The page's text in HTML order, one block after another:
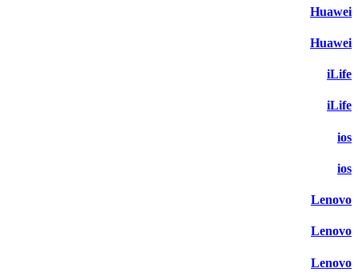
Huawei
Huawei
iLife
iLife
ios
ios
Lenovo
Lenovo
Lenovo